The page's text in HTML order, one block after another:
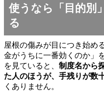
使うなら「目的別
る
屋根の傷みが目につき始め
金がうちに一番効くのか」
を見ていると、 制度名から
た人のほうが、手残りが数
くありません。